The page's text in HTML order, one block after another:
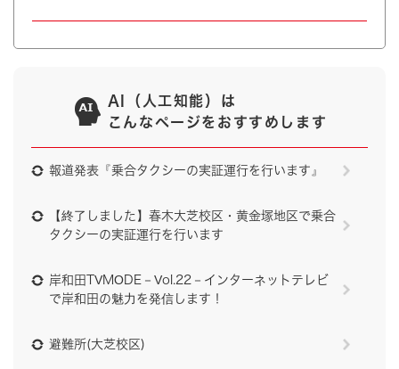
AI（人工知能）は
こんなページをおすすめします
報道発表『乗合タクシーの実証運行を行います』
【終了しました】春木大芝校区・黄金塚地区で乗合
タクシーの実証運行を行います
岸和田TVMODE－Vol.22－インターネットテレビ
で岸和田の魅力を発信します！
避難所(大芝校区)